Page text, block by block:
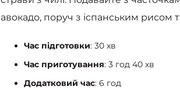
авокадо, поруч з іспанським рисом
Час підготовки: 30 хв
Час приготування: 3 год 40 хв
Додатковий час: 6 год